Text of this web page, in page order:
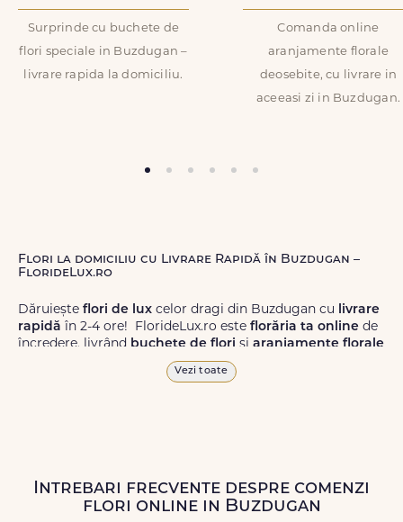
Surprinde cu buchete de
flori speciale in Buzdugan –
livrare rapida la domiciliu.
Comanda online
aranjamente florale
deosebite, cu livrare in
aceeasi zi in Buzdugan.
Flori la domiciliu cu Livrare Rapidă în Buzdugan –
FlorideLux.ro
Dăruiește flori de lux celor dragi din Buzdugan cu livrare
rapidă în 2-4 ore! FlorideLux.ro este florăria ta online de
încredere, livrând buchete de flori și aranjamente florale
de calitate superioară în Buzdugan și în toată România.
Livrăm buchete de florichiar și în weekend, pentru ca tu
să poți adresa un gest frumos atunci când ai nevoie.
Vezi toate
Intrebari frecvente despre comenzi
flori online in Buzdugan